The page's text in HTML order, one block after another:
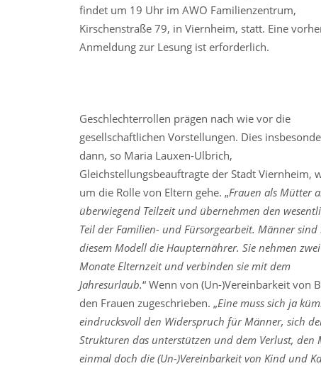
findet um 19 Uhr im AWO Familienzentrum,
Kirschenstraße 79, in Viernheim, statt. Eine
Anmeldung zur Lesung ist erforderlich.
Geschlechterrollen prägen nach wie vor die
gesellschaftlichen Vorstellungen. Dies
dann, so Maria Lauxen-Ulbrich,
Gleichstellungsbeauftragte der Stadt Viernheim,
um die Rolle von Eltern gehe. „Frauen als Mütter
überwiegend Teilzeit und übernehmen den
Teil der Familien- und Fürsorgearbeit. Männer sind
diesem Modell die Haupternährer. Sie nehmen zwei
Monate Elternzeit und verbinden sie mit dem
Jahresurlaub.“ Wenn von (Un-)Vereinbarkeit von
den Frauen zugeschrieben. „Eine muss sich ja
eindrucksvoll den Widerspruch für Männer, sich
Strukturen das unterstützen und dem Verlust,
einmal doch die (Un-)Vereinbarkeit von Kind und